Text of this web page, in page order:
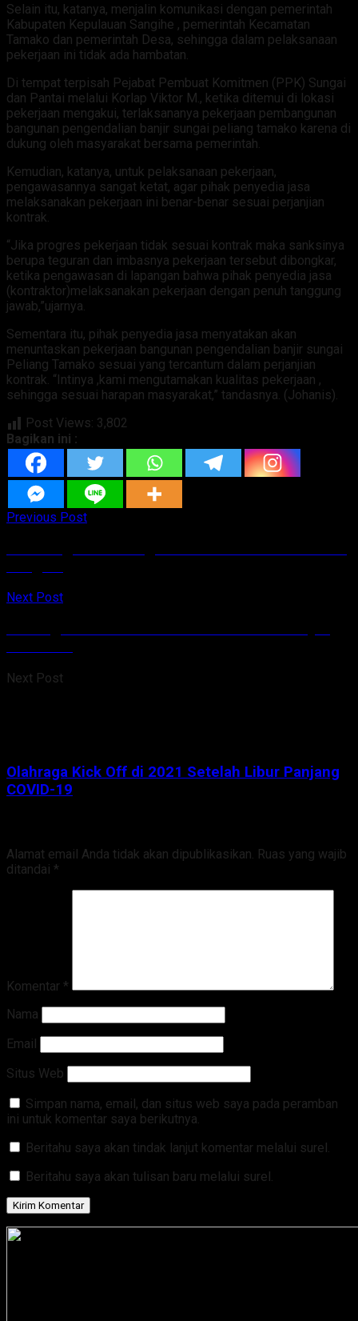
Selain itu, katanya, menjalin komunikasi dengan pemerintah
Kabupaten Kepulauan Sangihe , pemerintah Kecamatan
Tamako dan pemerintah Desa, sehingga dalam pelaksanaan
pekerjaan ini tidak ada hambatan.
Di tempat terpisah Pejabat Pembuat Komitmen (PPK) Sungai
dan Pantai melalui Korlap Viktor M., ketika ditemui di lokasi
pekerjaan mengakui, terlaksananya pekerjaan pembangunan
bangunan pengendalian banjir sungai peliang tamako karena di
dukung oleh masyarakat bersama pemerintah.
Kemudian, katanya, untuk pelaksanaan pekerjaan,
pengawasannya sangat ketat, agar pihak penyedia jasa
melaksanakan pekerjaan ini benar-benar sesuai perjanjian
kontrak.
“Jika progres pekerjaan tidak sesuai kontrak maka sanksinya
berupa teguran dan imbasnya pekerjaan tersebut dibongkar,
ketika pengawasan di lapangan bahwa pihak penyedia jasa
(kontraktor)melaksanakan pekerjaan dengan penuh tanggung
jawab,”ujarnya.
Sementara itu, pihak penyedia jasa menyatakan akan
menuntaskan pekerjaan bangunan pengendalian banjir sungai
Peliang Tamako sesuai yang tercantum dalam perjanjian
kontrak. “Intinya ,kami mengutamakan kualitas pekerjaan ,
sehingga sesuai harapan masyarakat,” tandasnya. (Johanis).
Post Views: 3,802
Bagikan ini :
Previous Post
Next Post
Next Post
Olahraga Kick Off di 2021 Setelah Libur Panjang
COVID-19
Alamat email Anda tidak akan dipublikasikan. Ruas yang wajib
ditandai *
Komentar *
Nama
Email
Situs Web
Simpan nama, email, dan situs web saya pada peramban
ini untuk komentar saya berikutnya.
Beritahu saya akan tindak lanjut komentar melalui surel.
Beritahu saya akan tulisan baru melalui surel.